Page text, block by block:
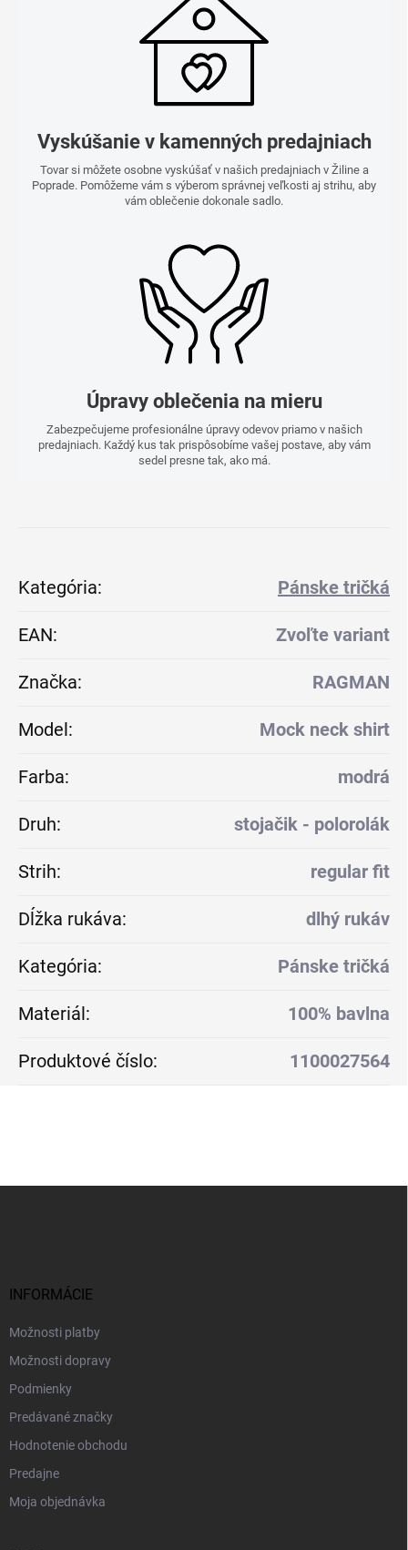
Vyskúšanie v kamenných predajniach
Tovar si môžete osobne vyskúšať v našich predajniach v Žiline a
Poprade. Pomôžeme vám s výberom správnej veľkosti aj strihu, aby
vám oblečenie dokonale sadlo.
Úpravy oblečenia na mieru
Zabezpečujeme profesionálne úpravy odevov priamo v našich
predajniach. Každý kus tak prispôsobíme vašej postave, aby vám
sedel presne tak, ako má.
Kategória: Pánske tričká
EAN: Zvoľte variant
Značka: RAGMAN
Model: Mock neck shirt
Farba: modrá
Druh: stojačik - polorolák
Strih: regular fit
Dĺžka rukáva: dlhý rukáv
Kategória: Pánske tričká
Materiál: 100% bavlna
Produktové číslo: 1100027564
INFORMÁCIE
Možnosti platby
Možnosti dopravy
Podmienky
Predávané značky
Hodnotenie obchodu
Predajne
Moja objednávka